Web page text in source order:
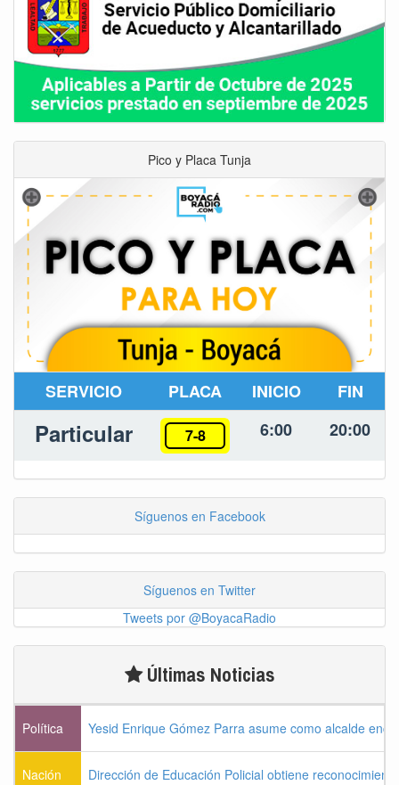
Pico y Placa Tunja
SERVICIO PLACA INICIO FIN
Particular 7-8 6:00 20:00
Síguenos en Facebook
Síguenos en Twitter
Tweets por @BoyacaRadio
Últimas Noticias
Política Yesid Enrique Gómez Parra asume como alcalde
Nación Dirección de Educación Policial obtiene